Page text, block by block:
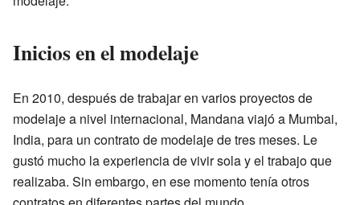
Inicios en el modelaje
En 2010, después de trabajar en varios proyectos de
modelaje a nivel internacional, Mandana viajó a Mumbai,
India, para un contrato de modelaje de tres meses. Le
gustó mucho la experiencia de vivir sola y el trabajo que
realizaba. Sin embargo, en ese momento tenía otros